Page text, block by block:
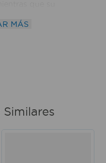
tareas. Incluye
comodidad de uso. Ⓘ
MÁS